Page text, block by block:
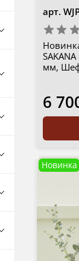
арт.
мм,
6
Новинка